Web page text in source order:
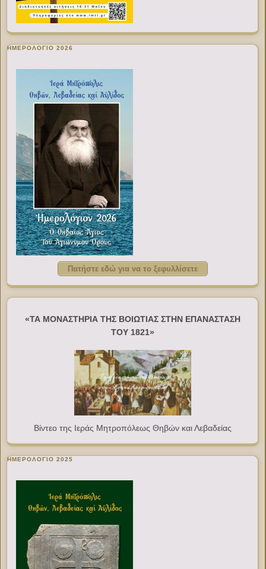
ΗΜΕΡΟΛΟΓΙΟ 2026
Πατήστε εδώ για να το ξεφυλλίσετε
«ΤΑ ΜΟΝΑΣΤΗΡΙΑ ΤΗΣ ΒΟΙΩΤΙΑΣ ΣΤΗΝ ΕΠΑΝΑΣΤΑΣΗ
ΤΟΥ 1821»
Βίντεο της Ιεράς Μητροπόλεως Θηβών και Λεβαδείας
ΗΜΕΡΟΛΟΓΙΟ 2025